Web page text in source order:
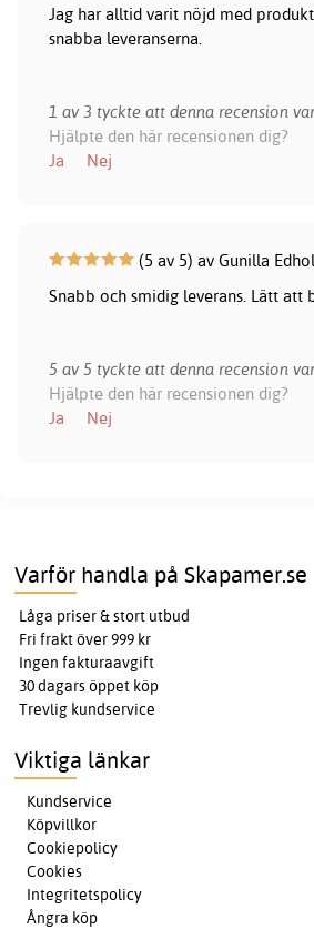
Jag har alltid varit nöjd med
snabba leveranserna.
1 av 3 tyckte att denna recension
Hjälpte den här recensionen dig?
Ja
Nej
(5 av 5) av Gunilla
Snabb och smidig leverans. Lätt att
5 av 5 tyckte att denna recension
Hjälpte den här recensionen dig?
Ja
Nej
Varför handla på Skapamer.se
Låga priser & stort utbud
Fri frakt över 999 kr
Ingen fakturaavgift
30 dagars öppet köp
Trevlig kundservice
Viktiga länkar
Kundservice
Köpvillkor
Cookiepolicy
Cookies
Integritetspolicy
Ångra köp